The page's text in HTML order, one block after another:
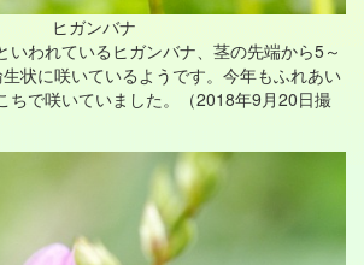
ヒガンバナ
いわれているヒガンバナ、茎の先端から5～
状に咲いているようです。今年もふれあい
ちで咲いていました。（2018年9月20日撮